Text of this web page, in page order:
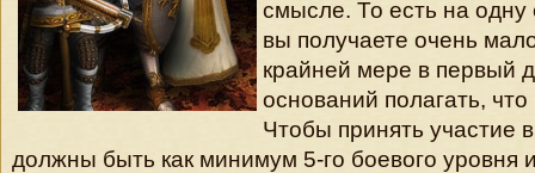
смысле. То есть на одну
вы получаете очень
крайней мере в первый
оснований полагать,
Чтобы принять участие
должны быть как минимум 5-го боевого уровня